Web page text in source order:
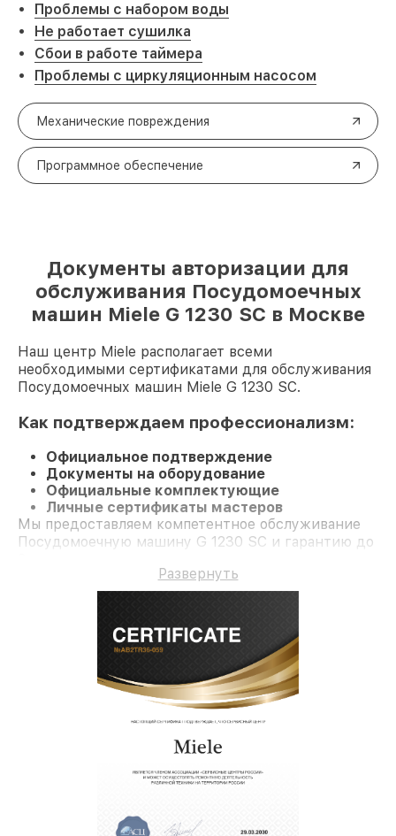
Проблемы с набором воды
Не работает сушилка
Сбои в работе таймера
Проблемы с циркуляционным насосом
Механические повреждения
Программное обеспечение
Документы авторизации для
обслуживания Посудомоечных
машин Miele G 1230 SC в Москве
Наш центр Miele располагает всеми
необходимыми сертификатами для обслуживания
Посудомоечных машин Miele G 1230 SC.
Как подтверждаем профессионализм:
Официальное подтверждение
Документы на оборудование
Официальные комплектующие
Личные сертификаты мастеров
Мы предоставляем компетентное обслуживание
Посудомоечную машину G 1230 SC и гарантию до
Развернуть